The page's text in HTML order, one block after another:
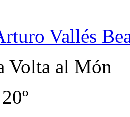
Vallés
Volta al Món